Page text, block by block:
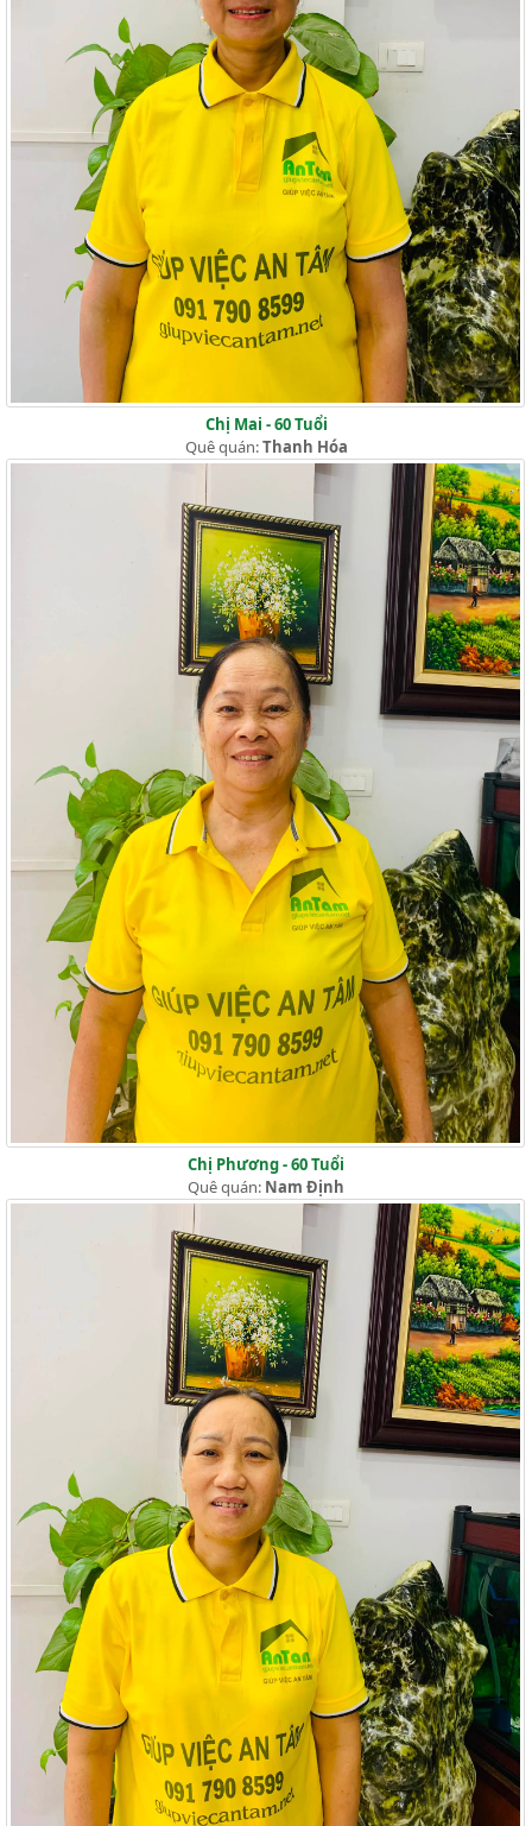
Chị Mai - 60 Tuổi
Quê quán:Thanh Hóa
Chị Phương - 60 Tuổi
Quê quán: Nam Định